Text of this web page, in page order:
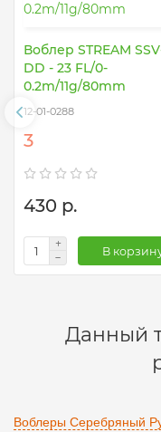
Воблер STREAM
DD - 23 FL/0-
0.2m/11g/80mm
12-01-0288
3
430 р.
В
Данный
Воблеры Серебряный